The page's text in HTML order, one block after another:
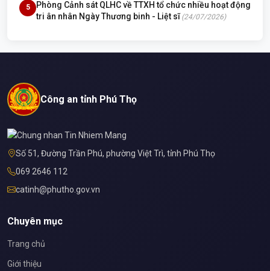
5
Phòng Cảnh sát QLHC về TTXH tổ chức nhiều hoạt động
tri ân nhân Ngày Thương binh - Liệt sĩ (24/07/2026)
Công an tỉnh Phú Thọ
Số 51, Đường Trần Phú, phường Việt Trì, tỉnh Phú Thọ
069 2646 112
catinh@phutho.gov.vn
Chuyên mục
Trang chủ
Giới thiệu